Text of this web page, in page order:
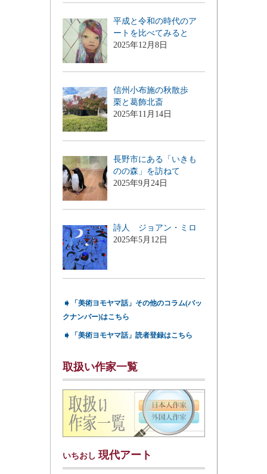
平成と令和の時代のア
ートを比べてみると
2025年12月8日
信州小布施の秋散歩
栗と葛飾北斎
2025年11月14日
長野市にある「いきも
のの森」を訪ねて
2025年9月24日
詩人 ジョアン・ミロ
2025年5月12日
➧
「美術ヨモヤマ話」その他のコラム(バッ
クナンバー)はこちら
➧ 「美術ヨモヤマ話」読者登録はこちら
取扱い作家一覧
いちおし 現代アート